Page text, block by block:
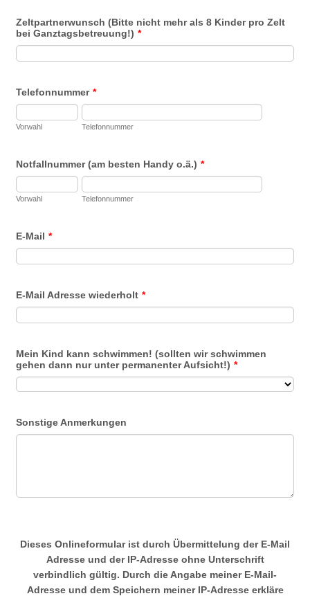
Zeltpartnerwunsch (Bitte nicht mehr als 8 Kinder pro Zelt
bei Ganztagsbetreuung!) *
Telefonnummer *
Vorwahl Telefonnummer
Notfallnummer (am besten Handy o.ä.) *
Vorwahl Telefonnummer
E-Mail *
E-Mail Adresse wiederholt *
Mein Kind kann schwimmen! (sollten wir schwimmen
gehen dann nur unter permanenter Aufsicht!) *
Sonstige Anmerkungen
Dieses Onlineformular ist durch Übermittelung der E-Mail
Adresse und der IP-Adresse ohne Unterschrift
verbindlich gültig. Durch die Angabe meiner E-Mail-
Adresse und dem Speichern meiner IP-Adresse erkläre